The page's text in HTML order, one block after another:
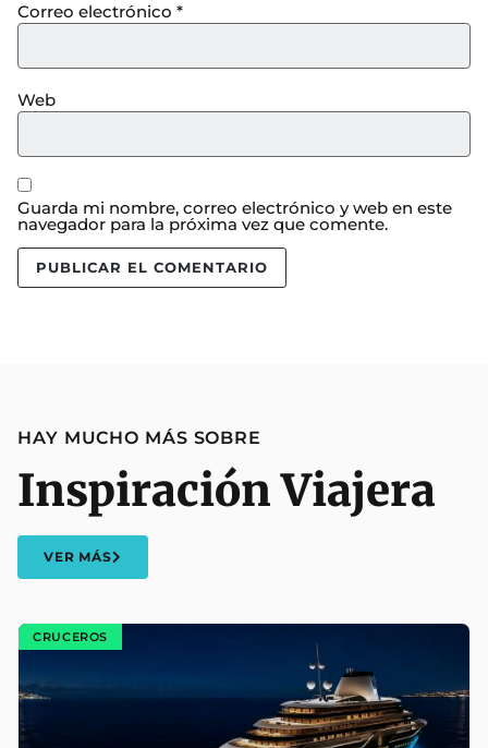
Correo electrónico *
Web
Guarda mi nombre, correo electrónico y web en este
navegador para la próxima vez que comente.
HAY MUCHO MÁS SOBRE
Inspiración Viajera
VER MÁS
CRUCEROS